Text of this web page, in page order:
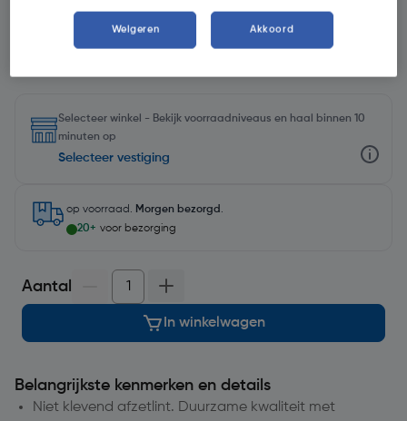
Kies productvariant(1)
Selecteer winkel - Bekijk voorraadniveaus en haal binnen 10
minuten op
Selecteer vestiging
op voorraad. Morgen bezorgd .
20+ voor bezorging
Aantal
In winkelwagen
Belangrijkste kenmerken en details
Niet klevend afzetlint. Duurzame kwaliteit met
Weigeren Akkoord